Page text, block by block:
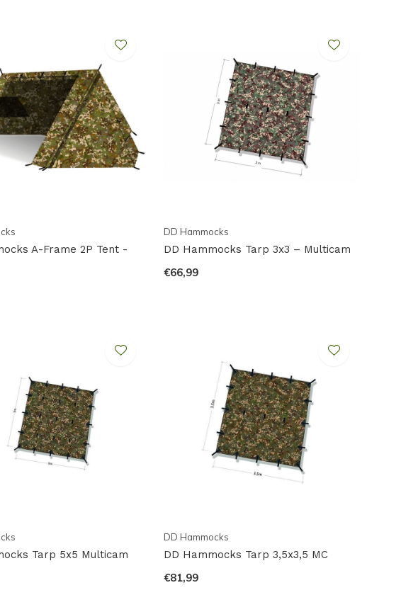
A-Frame 2P Tent -
DD Hammocks
DD Hammocks Tarp 3x3 – Multicam
€66,99
Tarp 5x5 Multicam
DD Hammocks
DD Hammocks Tarp 3,5x3,5 MC
€81,99